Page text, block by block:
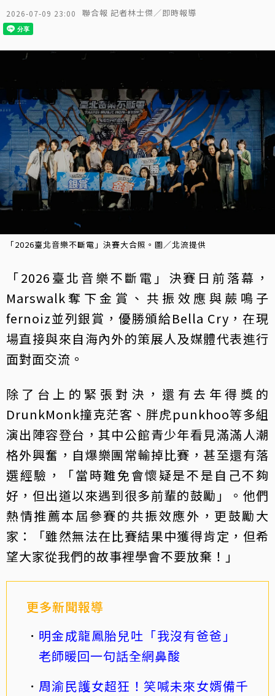
2026-07-09 23:00 聯合報 記者林士傑／即時報導
「2026臺北音樂不斷電」決賽大合照。圖／北流提供
「2026臺北音樂不斷電」決賽日前落幕，
Marswalk奪下金賞、共振效應與蕨鳴子
fernoiz並列銀賞，優勝頒給Bella Cry，在現
場直接與來自海內外的策展人及媒體代表進行
面對面交流。
除了台上的緊張對決，還有去年得獎的
DrunkMonk撞克茫客、胖虎punkhoo等多組
演出陣容登台，其中公館青少年看見滿滿人潮
格外興奮，自爆樂團常輸掉比賽，甚至還有落
選經驗，「當時難免會懷疑是不是自己不夠
好，但出道以來遇到很多前輩的鼓勵」。他們
熱情推薦本屆參賽的共振效應外，更鼓勵大
家：「雖然無法在比賽結果中獲得肯定，但希
望大家從我們的故事裡學會不要放棄！」
更多新聞報導
明金成龍鳳胎兒吐「我沒有爸爸」
老師暖回一句話全網鼻酸
周渝民護女超狂！笑喊未來女婿備千